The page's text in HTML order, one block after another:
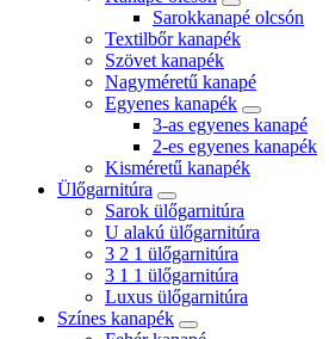
Sarokkanapé olcsón
Textilbőr kanapék
Szövet kanapék
Nagyméretű kanapé
Egyenes kanapék
3-as egyenes kanapé
2-es egyenes kanapék
Kisméretű kanapék
Ülőgarnitúra
Sarok ülőgarnitúra
U alakú ülőgarnitúra
3 2 1 ülőgarnitúra
3 1 1 ülőgarnitúra
Luxus ülőgarnitúra
Színes kanapék